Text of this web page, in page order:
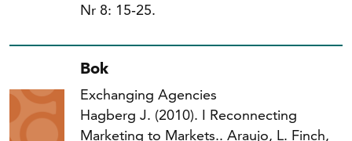
Nr 8: 15‐25.
Bok
Exchanging Agencies
Hagberg J. (2010). I Reconnecting
Marketing to Markets.. Araujo, L. Finch,